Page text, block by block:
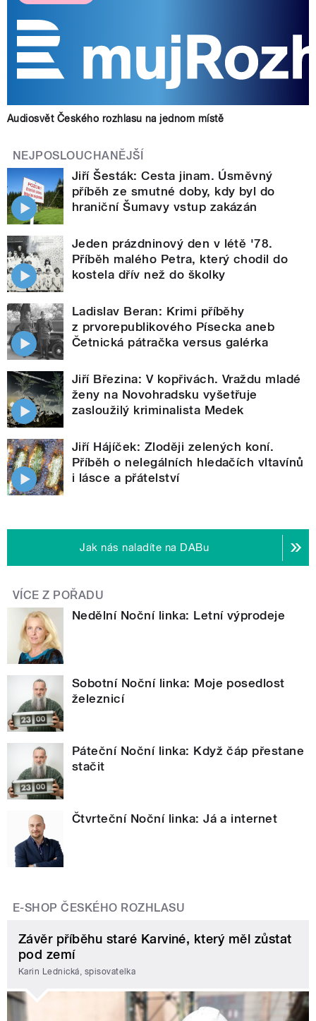
Audiosvět Českého rozhlasu na jednom místě
NEJPOSLOUCHANĚJŠÍ
Jiří Šesták: Cesta jinam. Úsměvný
příběh ze smutné doby, kdy byl do
hraniční Šumavy vstup zakázán
Jeden prázdninový den v létě '78.
Příběh malého Petra, který chodil do
kostela dřív než do školky
Ladislav Beran: Krimi příběhy
z prvorepublikového Písecka aneb
Četnická pátračka versus galérka
Jiří Březina: V kopřivách. Vraždu mladé
ženy na Novohradsku vyšetřuje
zasloužilý kriminalista Medek
Jiří Hájíček: Zloději zelených koní.
Příběh o nelegálních hledačích vltavínů
i lásce a přátelství
Jak nás naladíte na DABu
VÍCE Z POŘADU
Nedělní Noční linka: Letní výprodeje
Sobotní Noční linka: Moje posedlost
železnicí
Páteční Noční linka: Když čáp přestane
stačit
Čtvrteční Noční linka: Já a internet
E-SHOP ČESKÉHO ROZHLASU
Závěr příběhu staré Karviné, který měl zůstat
pod zemí
Karin Lednická, spisovatelka